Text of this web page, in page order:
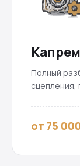
Полный
сцепления,
от 75